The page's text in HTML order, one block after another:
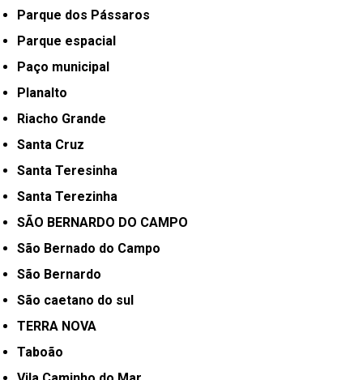
Parque dos Pássaros
Parque espacial
Paço municipal
Planalto
Riacho Grande
Santa Cruz
Santa Teresinha
Santa Terezinha
SÃO BERNARDO DO CAMPO
São Bernado do Campo
São Bernardo
São caetano do sul
TERRA NOVA
Taboão